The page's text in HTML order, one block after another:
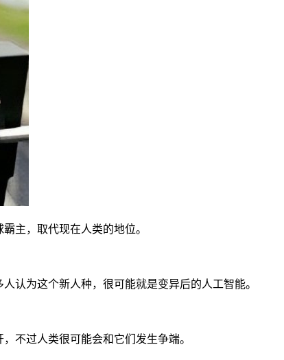
主，取代现在人类的地位。
认为这个新人种，很可能就是变异后的人工智能。
不过人类很可能会和它们发生争端。